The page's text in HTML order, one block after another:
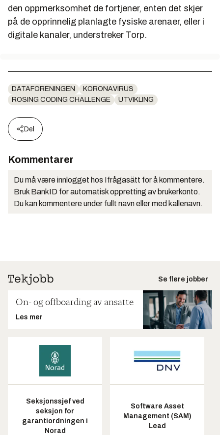
den oppmerksomhet de fortjener, enten det skjer
på de opprinnelig planlagte fysiske arenaer, eller i
digitale kanaler, understreker Torp.
DATAFORENINGEN
KORONAVIRUS
ROSING CODING CHALLENGE
UTVIKLING
Del
Kommentarer
Du må være innlogget hos Ifrågasätt for å kommentere.
Bruk BankID for automatisk oppretting av brukerkonto.
Du kan kommentere under fullt navn eller med kallenavn.
Se flere jobber
On- og offboarding av ansatte
Les mer
Seksjonssjef ved
seksjon for
garantiordningen i
Norad
Software Asset
Management (SAM)
Lead